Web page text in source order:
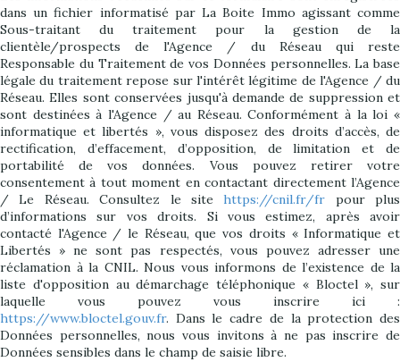
dans un fichier informatisé par La Boite Immo agissant comme
Sous-traitant du traitement pour la gestion de la
clientèle/prospects de l'Agence / du Réseau qui reste
Responsable du Traitement de vos Données personnelles. La base
légale du traitement repose sur l'intérêt légitime de l'Agence / du
Réseau. Elles sont conservées jusqu'à demande de suppression et
sont destinées à l'Agence / au Réseau. Conformément à la loi «
informatique et libertés », vous disposez des droits d’accès, de
rectification, d’effacement, d’opposition, de limitation et de
portabilité de vos données. Vous pouvez retirer votre
consentement à tout moment en contactant directement l’Agence
/ Le Réseau. Consultez le sitehttps://cnil.fr/fr pour plus
d’informations sur vos droits. Si vous estimez, après avoir
contacté l'Agence / le Réseau, que vos droits « Informatique et
Libertés » ne sont pas respectés, vous pouvez adresser une
réclamation à la CNIL. Nous vous informons de l’existence de la
liste d'opposition au démarchage téléphonique « Bloctel », sur
laquelle vous pouvez vous inscrire ici :
https://www.bloctel.gouv.fr. Dans le cadre de la protection des
Données personnelles, nous vous invitons à ne pas inscrire de
Données sensibles dans le champ de saisie libre.